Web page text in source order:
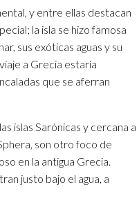
y entre ellas destacan
la isla se hizo famosa
sus exóticas aguas y su
a Grecia estaría
que se aferran
islas Sarónicas y cercana a
son otro foco de
en la antigua Grecia.
justo bajo el agua, a